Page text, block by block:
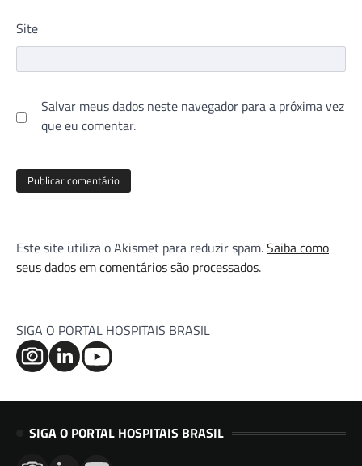
Site
Salvar meus dados neste navegador para a próxima vez
que eu comentar.
Este site utiliza o Akismet para reduzir spam.Saiba como
seus dados em comentários são processados.
SIGA O PORTAL HOSPITAIS BRASIL
SIGA O PORTAL HOSPITAIS BRASIL